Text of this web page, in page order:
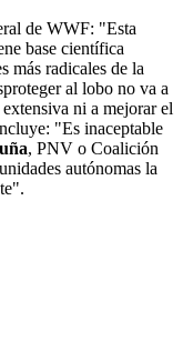
de WWF: "Esta
base científica
más radicales de la
al lobo no va a
ni a mejorar el
"Es inaceptable
, PNV o Coalición
autónomas la